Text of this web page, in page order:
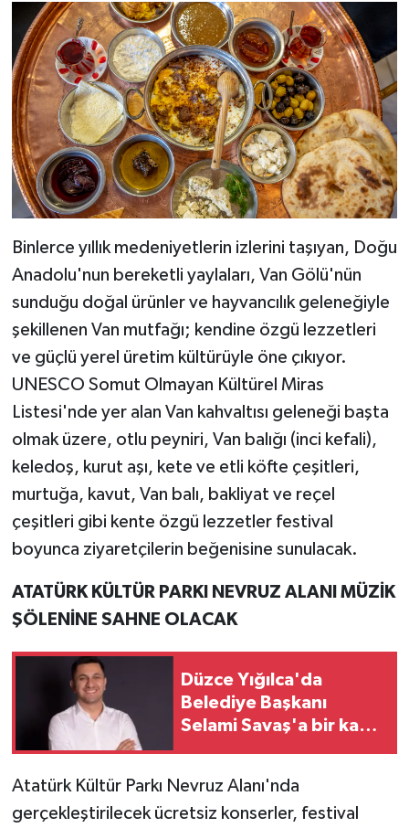
Binlerce yıllık medeniyetlerin izlerini taşıyan, Doğu
Anadolu'nun bereketli yaylaları, Van Gölü'nün
sunduğu doğal ürünler ve hayvancılık geleneğiyle
şekillenen Van mutfağı; kendine özgü lezzetleri
ve güçlü yerel üretim kültürüyle öne çıkıyor.
UNESCO Somut Olmayan Kültürel Miras
Listesi'nde yer alan Van kahvaltısı geleneği başta
olmak üzere, otlu peyniri, Van balığı (inci kefali),
keledoş, kurut aşı, kete ve etli köfte çeşitleri,
murtuğa, kavut, Van balı, bakliyat ve reçel
çeşitleri gibi kente özgü lezzetler festival
boyunca ziyaretçilerin beğenisine sunulacak.
ATATÜRK KÜLTÜR PARKI NEVRUZ ALANI MÜZİK
ŞÖLENİNE SAHNE OLACAK
Düzce Yığılca'da
Belediye Başkanı
Selami Savaş'a bir kapı
Atatürk Kültür Parkı Nevruz Alanı'nda
gerçekleştirilecek ücretsiz konserler, festival